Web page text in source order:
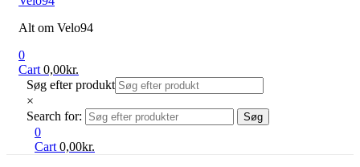
Alt om Velo94
0
Cart 0,00kr.
Søg efter produkt
×
Search for:
Søg
0
Cart 0,00kr.